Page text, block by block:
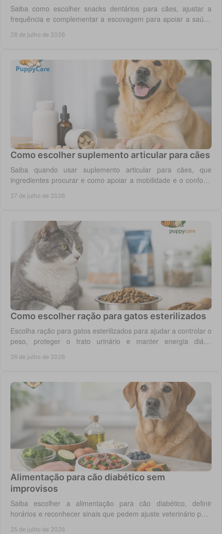
Saiba como escolher snacks dentários para cães, ajustar a
frequência e complementar a escovagem para apoiar a saúde
28 de julho de 2026
Como escolher suplemento articular para cães
Saiba quando usar suplemento articular para cães, que
ingredientes procurar e como apoiar a mobilidade e o conforto
27 de julho de 2026
Como escolher ração para gatos esterilizados
Escolha ração para gatos esterilizados para ajudar a controlar o
peso, proteger o trato urinário e manter energia diária
26 de julho de 2026
Alimentação para cão diabético sem
improvisos
Saiba escolher a alimentação para cão diabético, definir
horários e reconhecer sinais que pedem ajuste veterinário para
25 de julho de 2026